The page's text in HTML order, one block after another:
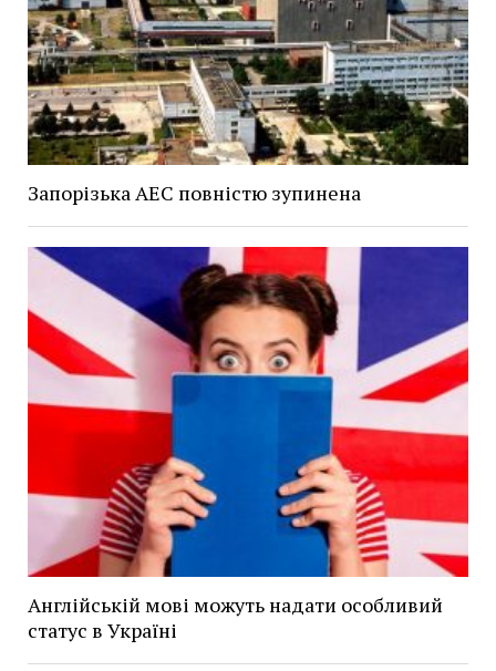
Запорізька АЕС повністю зупинена
Англійській мові можуть надати особливий
статус в Україні